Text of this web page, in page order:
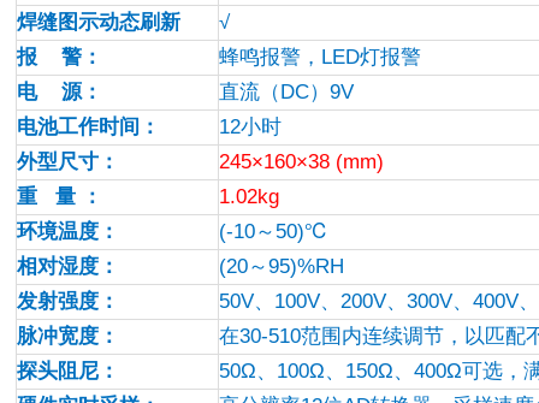
焊缝图示动态刷新
√
报 警：
蜂鸣报警，LED灯报警
电 源：
直流（DC）9V
电池工作时间：
12小时
外型尺寸：
245×160×38 (mm)
重 量 ：
1.02kg
环境温度：
(-10～50)℃
相对湿度：
(20～95)%RH
发射强度：
50V、100V、200V、300V、400V
脉冲宽度：
在30-510范围内连续调节，以匹配
探头阻尼：
50Ω、100Ω、150Ω、400Ω可选，